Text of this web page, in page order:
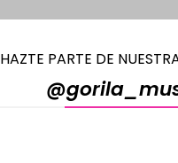
HAZTE PARTE DE